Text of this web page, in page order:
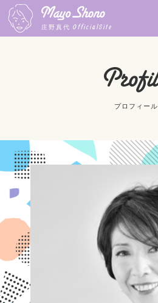
庄野真代 OfficialSite
プロフィール